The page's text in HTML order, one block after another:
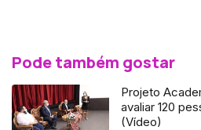
Pode também gostar
Projeto
avaliar 120
(Vídeo)